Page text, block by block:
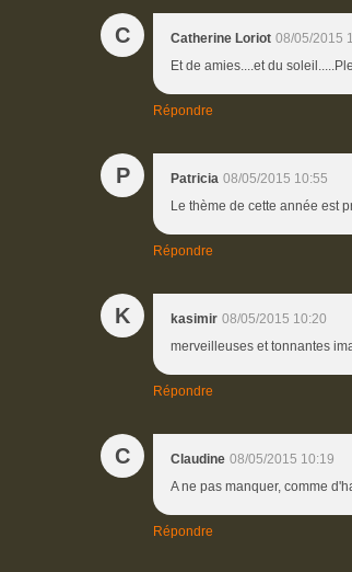
C Catherine Loriot 08/05/2015
Et de amies....et du
Répondre
P Patricia 08/05/2015 10:55
Le thème de cette année est
Répondre
K kasimir 08/05/2015 10:20
merveilleuses et tonnantes
Répondre
C Claudine 08/05/2015 10:19
A ne pas manquer, comme
Répondre